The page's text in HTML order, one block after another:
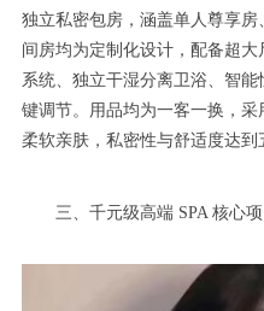
独立私密包房，涵盖单人尊享
间房均为定制化设计，配备超
系统、独立干湿分离卫浴、智
键调节。用品均为一客一换，
柔软亲肤，私密性与舒适度达到
三、千元级高端 SPA 核心项